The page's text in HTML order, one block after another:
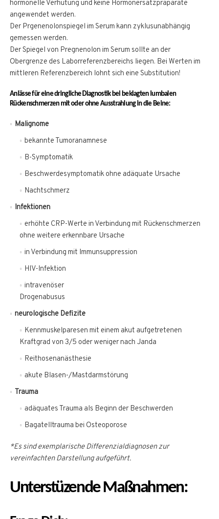
hormonelle Verhütung und keine Hormonersatzpräparate
angewendet werden.
Der Prgenenolonspiegel im Serum kann zyklusunabhängig
gemessen werden.
Der Spiegel von Pregnenolon im Serum sollte an der
Obergrenze des Laborreferenzbereichs liegen. Bei Werten im
mittleren Referenzbereich lohnt sich eine Substitution!
Anlässe für eine dringliche Diagnostik bei beklagten lumbalen
Rückenschmerzen mit oder ohne Ausstrahlung in die Beine:
Malignome
bekannte Tumoranamnese
B-Symptomatik
Beschwerdesymptomatik ohne adäquate Ursache
Nachtschmerz
Infektionen
erhöhte CRP-Werte in Verbindung mit Rückenschmerzen
ohne weitere erkennbare Ursache
in Verbindung mit Immunsuppression
HIV-Infektion
intravenöser
Drogenabusus
neurologische Defizite
Kennmuskelparesen mit einem akut aufgetretenen
Kraftgrad von 3/5 oder weniger nach Janda
Reithosenanästhesie
akute Blasen-/Mastdarmstörung
Trauma
adäquates Trauma als Beginn der Beschwerden
Bagatelltrauma bei Osteoporose
*Es sind exemplarische Differenzialdiagnosen zur
vereinfachten Darstellung aufgeführt.
Unterstüzende Maßnahmen: